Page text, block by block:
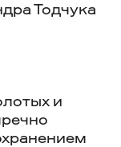
Тодчука
и